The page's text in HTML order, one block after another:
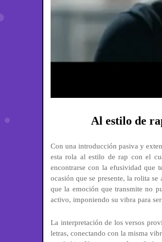
Al estilo de
Con una introducción pasiva y
esta rola al estilo de rap con el
encontrarse con la efusividad que
ocasión que se presente, la rolita
que la emoción que transmite no
activo, imponiendo su vibra para
La interpretación de los versos
letras, conectando con la misma